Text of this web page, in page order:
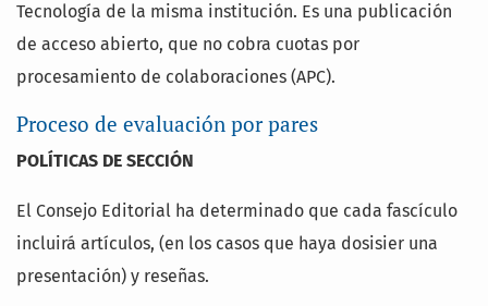
Tecnología de la misma institución. Es una publicación
de acceso abierto, que no cobra cuotas por
procesamiento de colaboraciones (APC).
Proceso de evaluación por pares
POLÍTICAS DE SECCIÓN
El Consejo Editorial ha determinado que cada fascículo
incluirá artículos, (en los casos que haya dosisier una
presentación) y reseñas.